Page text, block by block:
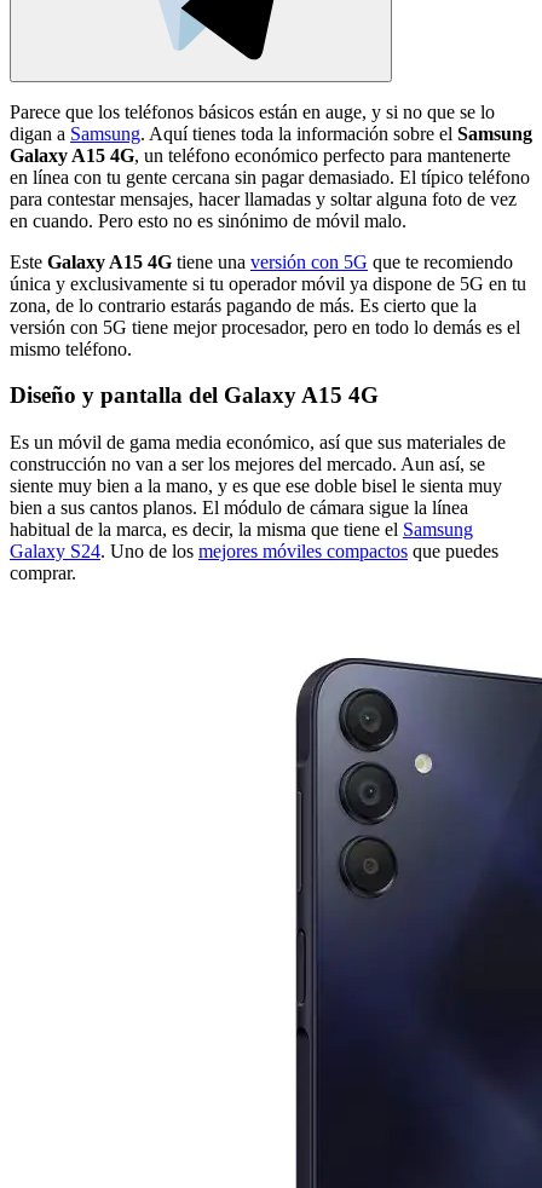
Parece que los teléfonos básicos están en auge, y si no que se lo
digan a Samsung. Aquí tienes toda la información sobre el Samsung
Galaxy A15 4G, un teléfono económico perfecto para mantenerte
en línea con tu gente cercana sin pagar demasiado. El típico teléfono
para contestar mensajes, hacer llamadas y soltar alguna foto de vez
en cuando. Pero esto no es sinónimo de móvil malo.
Este Galaxy A15 4G tiene una versión con 5G que te recomiendo
única y exclusivamente si tu operador móvil ya dispone de 5G en tu
zona, de lo contrario estarás pagando de más. Es cierto que la
versión con 5G tiene mejor procesador, pero en todo lo demás es el
mismo teléfono.
Diseño y pantalla del Galaxy A15 4G
Es un móvil de gama media económico, así que sus materiales de
construcción no van a ser los mejores del mercado. Aun así, se
siente muy bien a la mano, y es que ese doble bisel le sienta muy
bien a sus cantos planos. El módulo de cámara sigue la línea
habitual de la marca, es decir, la misma que tiene el Samsung
Galaxy S24. Uno de los mejores móviles compactos que puedes
comprar.